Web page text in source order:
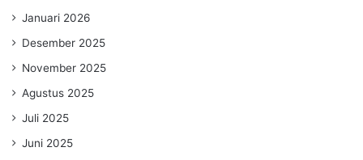
Januari 2026
Desember 2025
November 2025
Agustus 2025
Juli 2025
Juni 2025